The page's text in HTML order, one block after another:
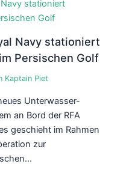
Navy stationiert
Persischen Golf
Kaptain Piet
Unterwasser-
an Bord der RFA
geschieht im Rahmen
zur